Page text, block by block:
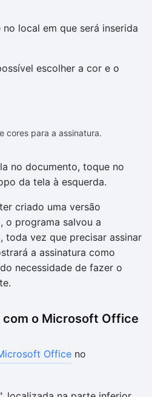
local em que será inserida
escolher a cor e o
cores para a assinatura.
no documento, toque no
da tela à esquerda.
criado uma versão
o programa salvou a
toda vez que precisar assinar
a assinatura como
necessidade de fazer o
com o Microsoft Office
Office no